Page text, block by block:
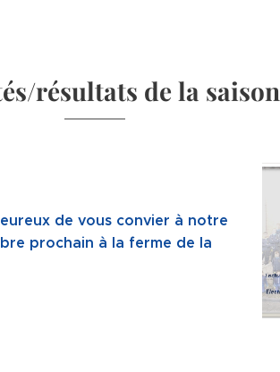
résultats de la saison
de vous convier à notre
prochain à la ferme de la